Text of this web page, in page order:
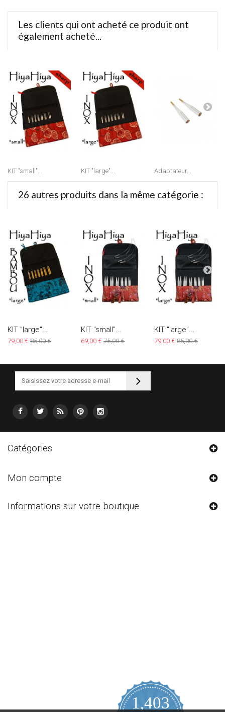
Les clients qui ont acheté ce produit ont
également acheté...
KIT "small"... KIT "large"... Adaptateur...
26 autres produits dans la même catégorie :
KIT "large"...
79,00 € 85,00 €
KIT "small"...
69,00 € 75,00 €
KIT "large"...
79,00 € 85,00 €
Catégories
Mon compte
Informations sur votre boutique
1,403